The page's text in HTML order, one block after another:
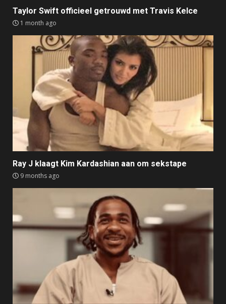
Taylor Swift officieel getrouwd met Travis Kelce
1 month ago
Ray J klaagt Kim Kardashian aan om sekstape
9 months ago